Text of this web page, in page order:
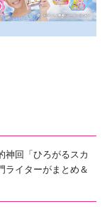
回「ひろがるスカ
イターがまとめ＆